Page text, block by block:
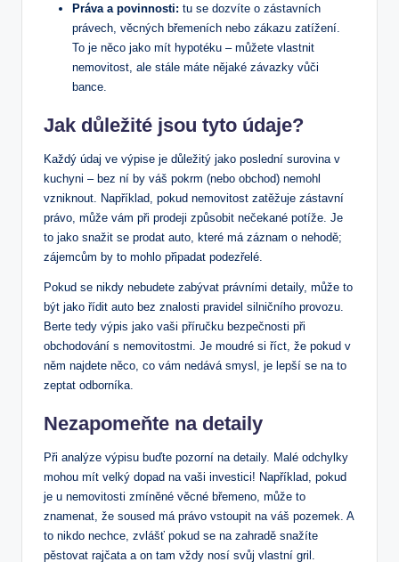
Práva a povinnosti: tu se dozvíte o ⁣zástavních
právech, věcných břemeních nebo zákazu zatížení.
To je něco jako ⁣mít hypotéku – můžete vlastnit
nemovitost, ale stále máte nějaké závazky⁤ vůči
bance.
Jak důležité jsou tyto údaje?
Každý ‍údaj ve výpise je ‍důležitý jako poslední surovina⁢ v
kuchyni ⁢– bez ní by váš pokrm ⁣(nebo obchod) ⁤nemohl
vzniknout. Například, pokud nemovitost‍ zatěžuje zástavní
právo,‌ může​ vám ​při prodeji způsobit nečekané​ potíže. Je
to jako‌ snažit se prodat auto, které má záznam o⁢ nehodě;
zájemcům by to ‌mohlo připadat podezřelé.
Pokud se nikdy⁣ nebudete ‍zabývat právními detaily, může⁣ to‌
být⁤ jako ​řídit auto bez znalosti pravidel silničního provozu.
⁤Berte tedy výpis jako vaši příručku bezpečnosti při⁢
obchodování s nemovitostmi.⁢ Je moudré si ⁤říct, že pokud v
něm najdete něco, co‌ vám nedává smysl, je lepší se na⁢ to
zeptat ⁢odborníka.
Nezapomeňte na detaily
Při ⁤analýze výpisu buďte pozorní na​ detaily. Malé odchylky
mohou mít velký ⁤dopad na vaši investici! ⁤Například, pokud
je u nemovitosti zmíněné věcné břemeno, může to
znamenat, že⁤ soused‍ má právo vstoupit na váš pozemek. A
to‌ nikdo ‌nechce, zvlášť pokud se na zahradě snažíte
pěstovat rajčata a on tam vždy nosí svůj vlastní gril.